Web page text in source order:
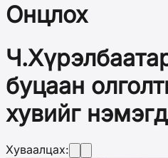
Онцлох
буцаан
хувийг
Хуваалцах: